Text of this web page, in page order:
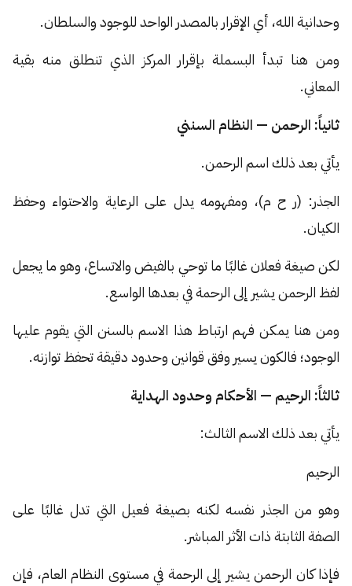
وحدانية الله، أي الإقرار بالمصدر الواحد للوجود والسلطان.
ومن هنا تبدأ البسملة بإقرار المركز الذي تنطلق منه بقية
المعاني.
ثانياً: الرحمن — النظام السنني
يأتي بعد ذلك اسم الرحمن.
الجذر: (ر ح م)، ومفهومه يدل على الرعاية والاحتواء وحفظ
الكيان.
لكن صيغة فعلان غالبًا ما توحي بالفيض والاتساع، وهو ما يجعل
لفظ الرحمن يشير إلى الرحمة في بعدها الواسع.
ومن هنا يمكن فهم ارتباط هذا الاسم بالسنن التي يقوم عليها
الوجود؛ فالكون يسير وفق قوانين وحدود دقيقة تحفظ توازنه.
ثالثاً: الرحيم — الأحكام وحدود الهداية
يأتي بعد ذلك الاسم الثالث:
الرحيم
وهو من الجذر نفسه لكنه بصيغة فعيل التي تدل غالبًا على
الصفة الثابتة ذات الأثر المباشر.
فإذا كان الرحمن يشير إلى الرحمة في مستوى النظام العام، فإن